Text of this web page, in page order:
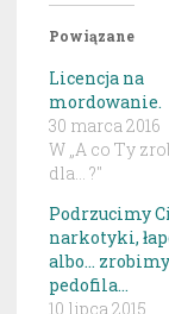
Powiązane
Licencja na
mordowanie.
30 marca 2016
W „A co Ty
dla... ?"
Podrzucimy
narkotyki,
albo…
pedofila…
10 lipca 2015